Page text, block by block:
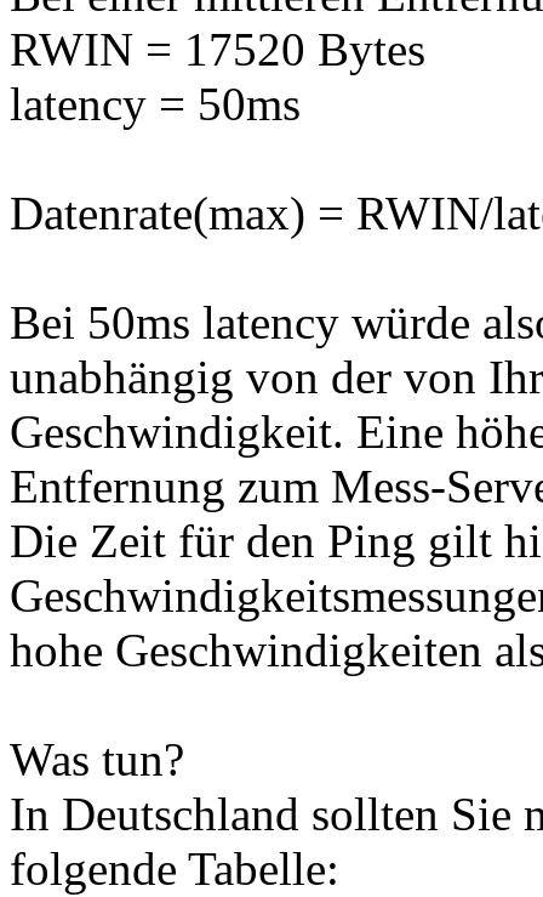
RWIN = 17520 Bytes
latency = 50ms
Datenrate(max) = RWIN/
Bei 50ms latency würde
unabhängig von der von
Geschwindigkeit. Eine
Entfernung zum Mess-
Die Zeit für den Ping gilt
hohe Geschwindigkeiten
Was tun?
In Deutschland sollten Sie
folgende Tabelle: